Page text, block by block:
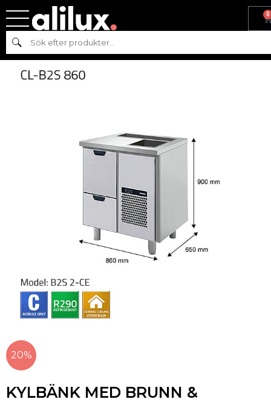
0
Sök
Hem
FLASKRÄNNA 860 – PORKKA
20%
KYLBÄNK MED BRUNN &